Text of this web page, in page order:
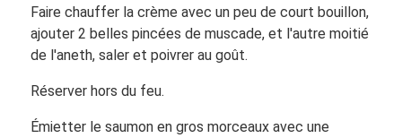
Faire chauffer la crème avec un peu de court bouillon,
ajouter 2 belles pincées de muscade, et l'autre moitié
de l'aneth, saler et poivrer au goût.
Réserver hors du feu.
Émietter le saumon en gros morceaux avec une